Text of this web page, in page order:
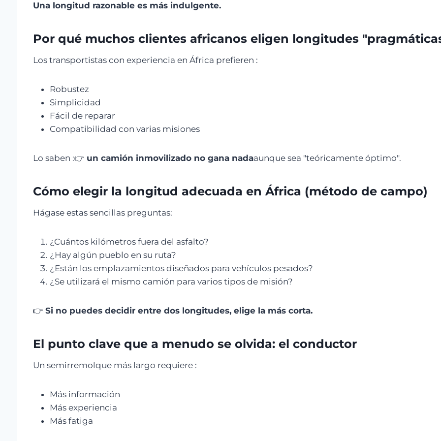
Una longitud razonable es más indulgente.
Por qué muchos clientes africanos eligen longitudes
Los transportistas con experiencia en África prefieren :
Robustez
Simplicidad
Fácil de reparar
Compatibilidad con varias misiones
Lo saben :👉 un camión inmovilizado no gana nadaaunque sea "teóricamente óptimo".
Cómo elegir la longitud adecuada en África (método de campo)
Hágase estas sencillas preguntas:
¿Cuántos kilómetros fuera del asfalto?
¿Hay algún pueblo en su ruta?
¿Están los emplazamientos diseñados para vehículos pesados?
¿Se utilizará el mismo camión para varios tipos de misión?
👉 Si no puedes decidir entre dos longitudes, elige la más corta.
El punto clave que a menudo se olvida: el conductor
Un semirremolque más largo requiere :
Más información
Más experiencia
Más fatiga